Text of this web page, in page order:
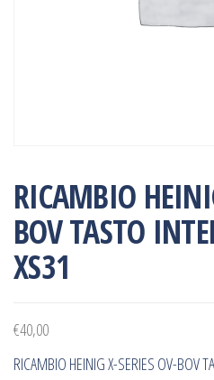
RICAMBIO
BOV TASTO
XS31
€40,00
RICAMBIO HEINIG X-SERIES OV-BOV